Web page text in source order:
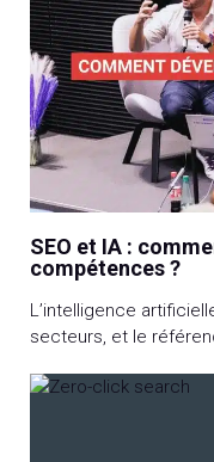
SEO et IA :
compétences ?
L’intelligence
secteurs, et le
sophistiqués et une